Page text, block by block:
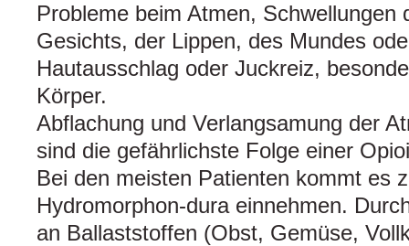
Probleme beim Atmen, Schwellungen
Gesichts, der Lippen, des Mundes
Hautausschlag oder Juckreiz,
Körper.
Abflachung und Verlangsamung der
sind die gefährlichste Folge einer
Bei den meisten Patienten kommt es
Hydromorphon-dura einnehmen.
an Ballaststoffen (Obst, Gemüse,